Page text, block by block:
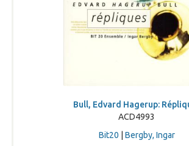
Bull, Edvard Hagerup:
ACD4993
Bit20
Bergby, Ingar